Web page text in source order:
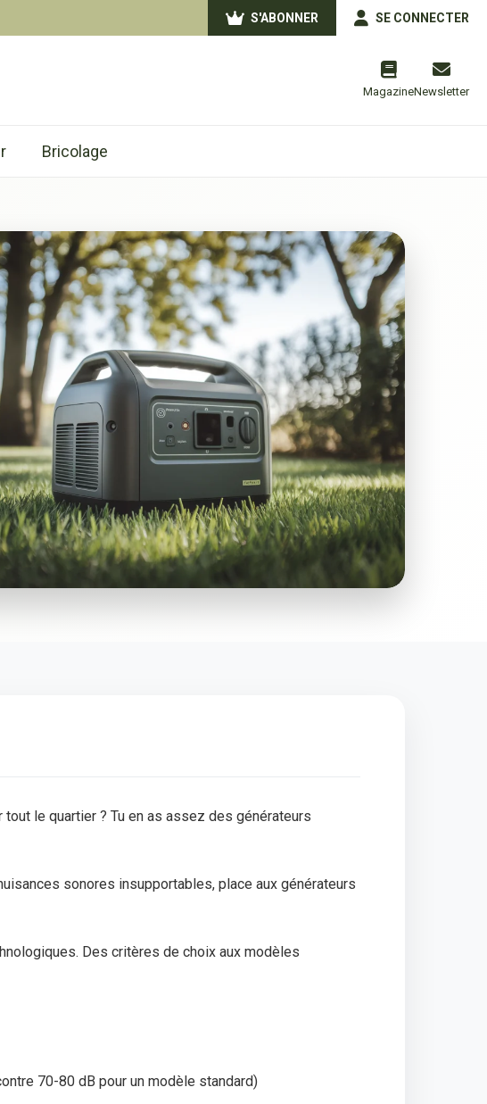
S'ABONNER SE CONNECTER
MagazineNewsletter
Bricolage
le quartier ? Tu en as assez des générateurs
sonores insupportables, place aux générateurs
Des critères de choix aux modèles
70-80 dB pour un modèle standard)